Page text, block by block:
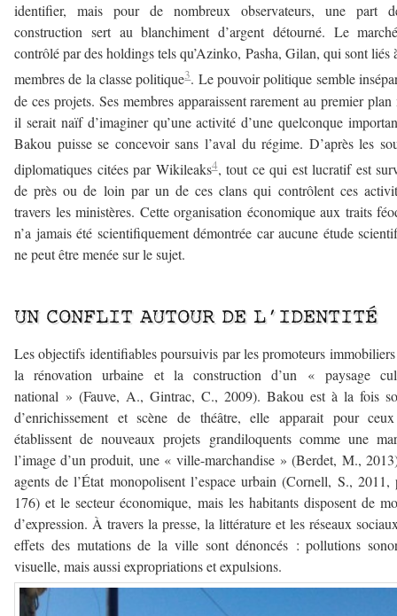
identifier, mais pour de nombreux observateurs, une part
construction sert au blanchiment d’argent détourné. Le
contrôlé par des holdings tels qu’Azinko, Pasha, Gilan, qui sont liés
membres de la classe politique3. Le pouvoir politique semble
de ces projets. Ses membres apparaissent rarement au premier plan
il serait naïf d’imaginer qu’une activité d’une quelconque
Bakou puisse se concevoir sans l’aval du régime. D’après les
diplomatiques citées par Wikileaks4, tout ce qui est lucratif est
de près ou de loin par un de ces clans qui contrôlent ces
travers les ministères. Cette organisation économique aux traits
n’a jamais été scientifiquement démontrée car aucune étude
ne peut être menée sur le sujet.
UN CONFLIT AUTOUR DE L’IDENTITÉ
Les objectifs identifiables poursuivis par les promoteurs
la rénovation urbaine et la construction d’un « paysage
national » (Fauve, A., Gintrac, C., 2009). Bakou est à la fois
d’enrichissement et scène de théâtre, elle apparait pour
établissent de nouveaux projets grandiloquents comme une
l’image d’un produit, une « ville-marchandise » (Berdet, M.,
agents de l’État monopolisent l’espace urbain (Cornell, S., 2011,
176) et le secteur économique, mais les habitants disposent de
d’expression. À travers la presse, la littérature et les réseaux
effets des mutations de la ville sont dénoncés : pollutions
visuelle, mais aussi expropriations et expulsions.